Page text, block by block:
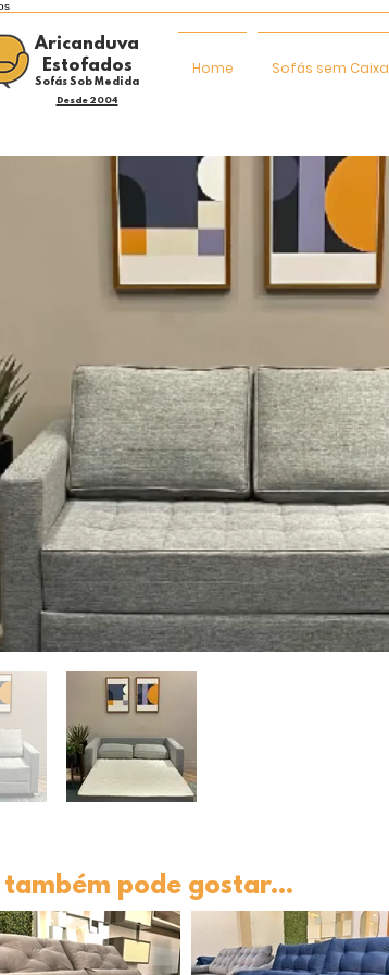
Aricanduva
Estofados
Sofás Sob Medida
Desde 2004
Home Sofás sem Caixa
também pode gostar...